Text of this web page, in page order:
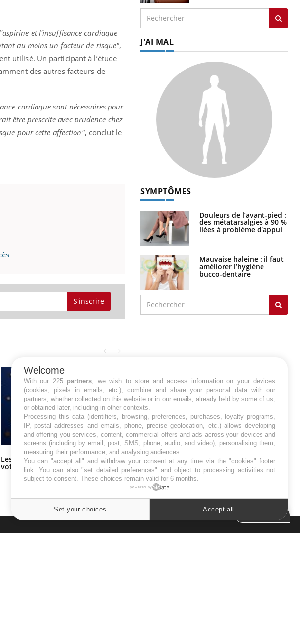
et l'insuffisance cardiaque
au moins un facteur de risque",
utilisé. Un participant à l’étude
des autres facteurs de
cardiaque sont nécessaires pour
être prescrite avec prudence chez
pour cette affection", conclut le
S'inscrire
Les troubles du sommeil modifient
votre cerveau !
Mon enfant est-il trop sensible ou
simplement très empathique ?
J'AI MAL
SYMPTÔMES
Douleurs de l’avant-pied :
des métatarsalgies à 90 %
liées à problème d’appui
Mauvaise haleine : il faut
améliorer l’hygiène
bucco-dentaire
Welcome
With our 225 partners, we wish to store and access information on your devices
(cookies, pixels in emails, etc.), combine and share your personal data with our
partners, whether collected on this website or in our emails, already held by some of us,
or obtained later, including in other contexts.
Processing this data (identifiers, browsing, preferences, purchases, loyalty programs,
IP, postal addresses and emails, phone, precise geolocation, etc.) allows developing
and offering you services, content, commercial offers and ads across your devices and
screens (including by email, post, SMS, phone, audio, and video), personalising them,
measuring their performance, and analysing audiences.
You can "accept all" and withdraw your consent at any time via the "cookies" footer
link. You can also "set detailed preferences" and object to processing activities not
subject to consent. These choices remain valid for 6 months.
powered by
Set your choices Accept all